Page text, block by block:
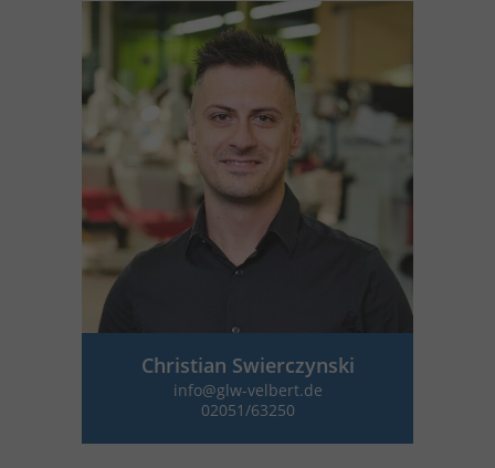
Christian Swierczynski
info@glw-velbert.de
02051/63250